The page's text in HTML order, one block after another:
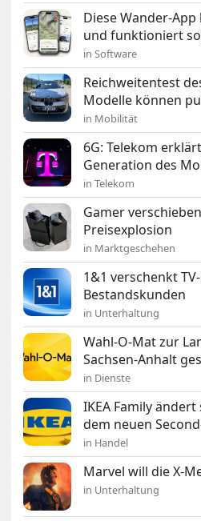
Diese Wander-
und funktioniert
in Software
Reichweitentest
Modelle können
in Mobilität
6G: Telekom
Generation des
in Telekom
Gamer
Preisexplosion
in Marktgeschehen
1&1 verschenkt
Bestandskunden
in Unterhaltung
Wahl-O-Mat zur
Sachsen-Anhalt
in Dienste
IKEA Family
dem neuen
in Handel
Marvel will die X-
in Unterhaltung